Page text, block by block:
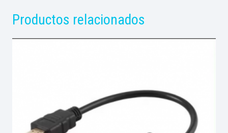
Productos relacionados